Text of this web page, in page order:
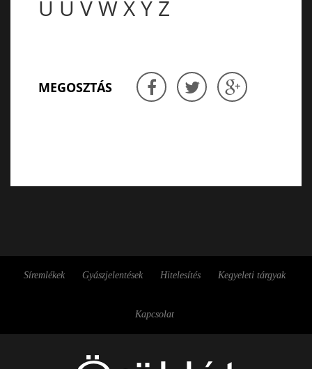
Ü Ű VWXY Z
MEGOSZTÁS
Síremlékek Gyászjelentések Hitelesítés Kegyeleti tárgyak
Kapcsolat